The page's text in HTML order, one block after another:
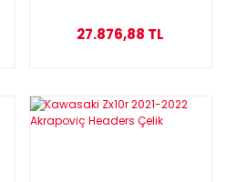
27.876,88 TL